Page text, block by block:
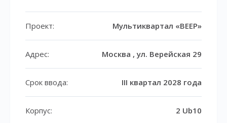
Проект: Мультиквартал «ВЕЕР»
Адрес: Москва , ул. Верейская 29
Срок ввода: III квартал 2028 года
Корпус: 2 Ub10